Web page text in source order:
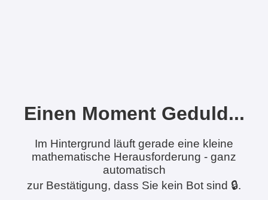
Einen Moment Geduld...
Im Hintergrund läuft gerade eine kleine
mathematische Herausforderung - ganz
automatisch
zur Bestätigung, dass Sie kein Bot sind 🔒.